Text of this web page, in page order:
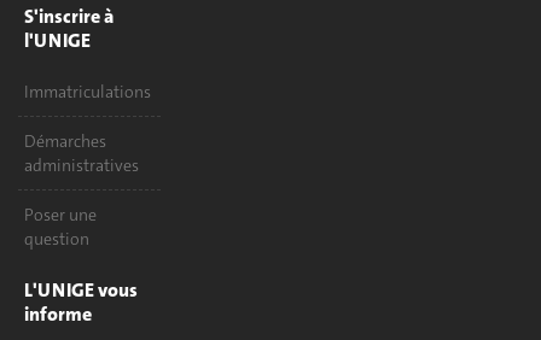
S'inscrire à
l'UNIGE
Immatriculations
Démarches
administratives
Poser une
question
L'UNIGE vous
informe